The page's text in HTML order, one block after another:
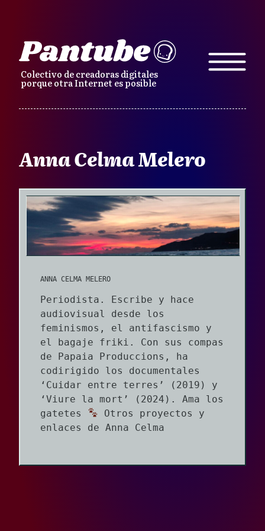
Colectivo de creadoras digitales
porque otra Internet es posible
Anna Celma Melero
ANNA CELMA MELERO
Periodista. Escribe y hace
audiovisual desde los
feminismos, el antifascismo y
el bagaje friki. Con sus compas
de Papaia Produccions, ha
codirigido los documentales
‘Cuidar entre terres’ (2019) y
‘Viure la mort’ (2024). Ama los
gatetes
Otros proyectos y
enlaces de Anna Celma